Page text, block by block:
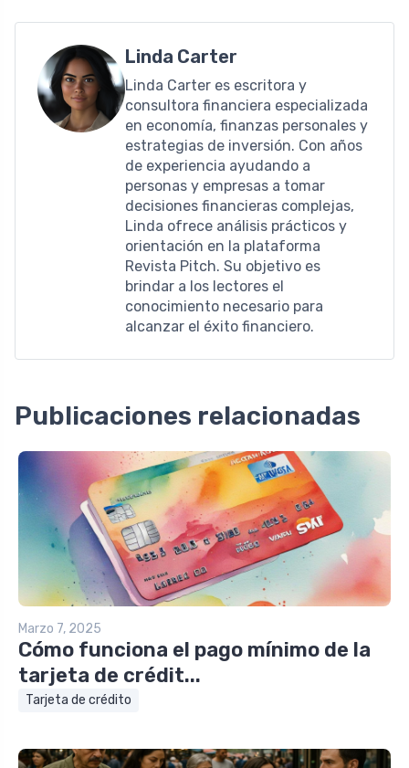
Linda Carter
Linda Carter es escritora y
consultora financiera especializada
en economía, finanzas personales y
estrategias de inversión. Con años
de experiencia ayudando a
personas y empresas a tomar
decisiones financieras complejas,
Linda ofrece análisis prácticos y
orientación en la plataforma
Revista Pitch. Su objetivo es
brindar a los lectores el
conocimiento necesario para
alcanzar el éxito financiero.
Publicaciones relacionadas
Marzo 7, 2025
Cómo funciona el pago mínimo de la
tarjeta de crédit...
Tarjeta de crédito